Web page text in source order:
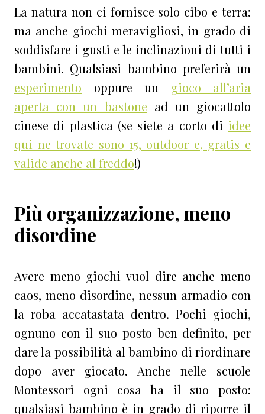
La natura non ci fornisce solo cibo e terra:
ma anche giochi meravigliosi, in grado di
soddisfare i gusti e le inclinazioni di tutti i
bambini. Qualsiasi bambino preferirà un
esperimento oppure un gioco all’aria
aperta con un bastone ad un giocattolo
cinese di plastica (se siete a corto di idee
qui ne trovate sono 15, outdoor e, gratis e
valide anche al freddo!)
Più organizzazione, meno
disordine
Avere meno giochi vuol dire anche meno
caos, meno disordine, nessun armadio con
la roba accatastata dentro. Pochi giochi,
ognuno con il suo posto ben definito, per
dare la possibilità al bambino di riordinare
dopo aver giocato. Anche nelle scuole
Montessori ogni cosa ha il suo posto:
qualsiasi bambino è in grado di riporre il